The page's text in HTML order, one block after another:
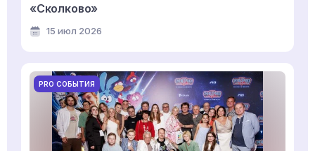
«Сколково»
15 июл 2026
PRO СОБЫТИЯ